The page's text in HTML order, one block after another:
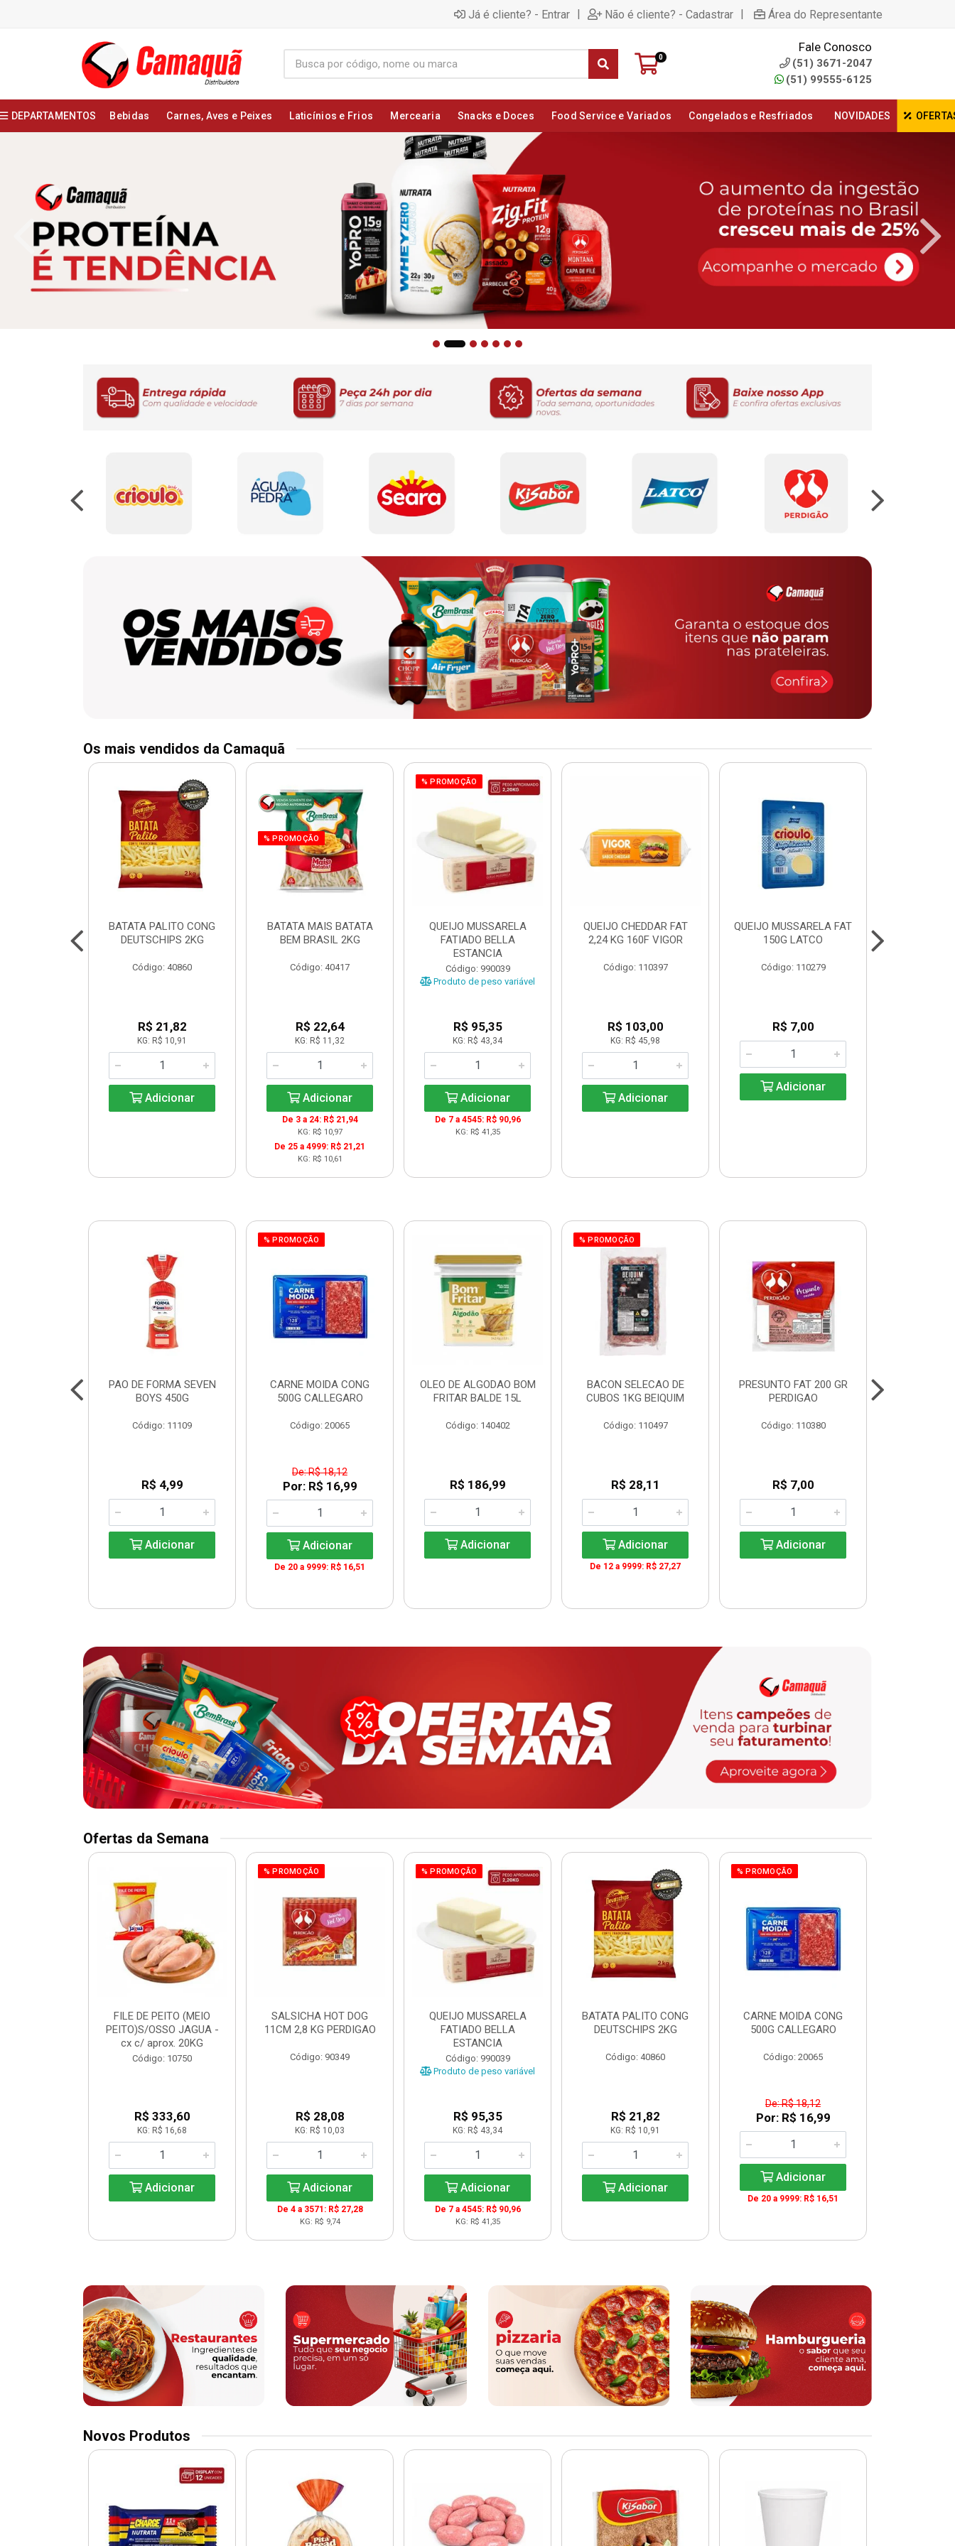
Já é cliente? - Entrar | Não é cliente? - Cadastrar | Área do Representante
0
Fale Conosco
(51) 3671-2047
(51) 99555-6125
DEPARTAMENTOS Bebidas Carnes, Aves e Peixes Laticínios e Frios Mercearia Snacks e Doces Food Service e Variados Congelados e Resfriados NOVIDADES
Os mais vendidos da Camaquã
BATATA PALITO CONG
DEUTSCHIPS 2KG
Código: 40860
R$ 21,82
KG: R$ 10,91
Adicionar
% PROMOÇÃO
BATATA MAIS BATATA
BEM BRASIL 2KG
Código: 40417
R$ 22,64
KG: R$ 11,32
Adicionar
De 3 a 24: R$ 21,94
KG: R$ 10,97
De 25 a 4999: R$ 21,21
KG: R$ 10,61
% PROMOÇÃO
QUEIJO MUSSARELA
FATIADO BELLA
ESTANCIA
Código: 990039
Produto de peso variável
R$ 95,35
KG: R$ 43,34
Adicionar
De 7 a 4545: R$ 90,96
KG: R$ 41,35
QUEIJO CHEDDAR FAT
2,24 KG 160F VIGOR
Código: 110397
R$ 103,00
KG: R$ 45,98
Adicionar
QUEIJO MUSSARELA FAT
150G LATCO
Código: 110279
R$ 7,00
Adicionar
PAO DE FORMA SEVEN
BOYS 450G
Código: 11109
R$ 4,99
Adicionar
% PROMOÇÃO
CARNE MOIDA CONG
500G CALLEGARO
Código: 20065
De: R$ 18,12
Por: R$ 16,99
Adicionar
De 20 a 9999: R$ 16,51
OLEO DE ALGODAO BOM
FRITAR BALDE 15L
Código: 140402
R$ 186,99
Adicionar
% PROMOÇÃO
BACON SELECAO DE
CUBOS 1KG BEIQUIM
Código: 110497
R$ 28,11
Adicionar
De 12 a 9999: R$ 27,27
PRESUNTO FAT 200 GR
PERDIGAO
Código: 110380
R$ 7,00
Adicionar
Ofertas da Semana
FILE DE PEITO (MEIO
PEITO)S/OSSO JAGUA -
cx c/ aprox. 20KG
Código: 10750
R$ 333,60
KG: R$ 16,68
Adicionar
% PROMOÇÃO
SALSICHA HOT DOG
11CM 2,8 KG PERDIGAO
Código: 90349
R$ 28,08
KG: R$ 10,03
Adicionar
De 4 a 3571: R$ 27,28
KG: R$ 9,74
% PROMOÇÃO
QUEIJO MUSSARELA
FATIADO BELLA
ESTANCIA
Código: 990039
Produto de peso variável
R$ 95,35
KG: R$ 43,34
Adicionar
De 7 a 4545: R$ 90,96
KG: R$ 41,35
BATATA PALITO CONG
DEUTSCHIPS 2KG
Código: 40860
R$ 21,82
KG: R$ 10,91
Adicionar
% PROMOÇÃO
CARNE MOIDA CONG
500G CALLEGARO
Código: 20065
De: R$ 18,12
Por: R$ 16,99
Adicionar
De 20 a 9999: R$ 16,51
Novos Produtos